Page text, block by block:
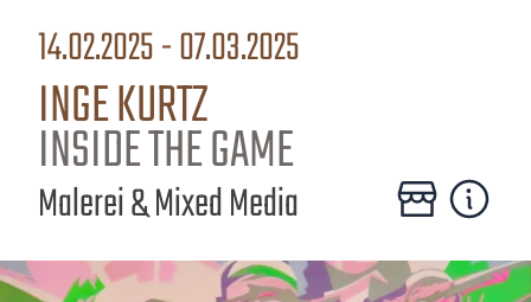
14.02.2025 - 07.03.2025
INGE KURTZ
INSIDE THE GAME
Malerei & Mixed Media